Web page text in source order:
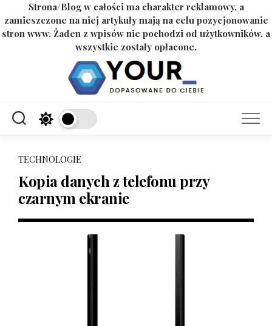
Strona/Blog w całości ma charakter reklamowy, a
zamieszczone na niej artykuły mają na celu pozycjonowanie
stron www. Żaden z wpisów nie pochodzi od użytkowników, a
wszystkie zostały opłacone.
TECHNOLOGIE
Kopia danych z telefonu przy
czarnym ekranie